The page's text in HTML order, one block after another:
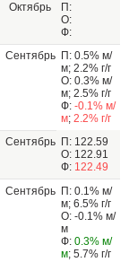
Октябрь
П:
О:
Ф:
Сентябрь
П: 0.5% м/
м; 2.2% г/г
О: 0.3% м/
м; 2.5% г/г
Ф: -0.1% м/
м; 2.2% г/г
Сентябрь
П: 122.59
О: 122.91
Ф: 122.49
Сентябрь
П: 0.1% м/
м; 6.5% г/г
О: -0.1% м/
м
Ф: 0.3% м/
м; 5.7% г/г